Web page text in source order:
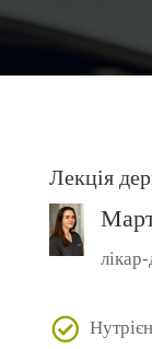
Лекція